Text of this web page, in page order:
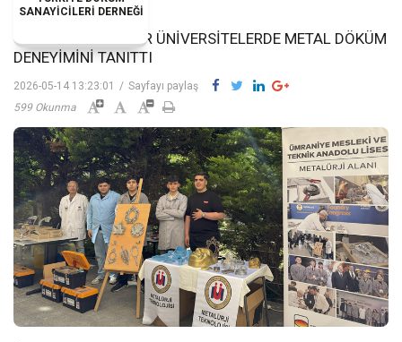
SANAYİCİLERİ DERNEĞİ
GENÇ DÖKÜMCÜLER ÜNIVERSITELERDE METAL DÖKÜM
DENEYIMINI TANITTI
2026-05-14 13:23:01 / Sayfayı paylaş
599 Okunma